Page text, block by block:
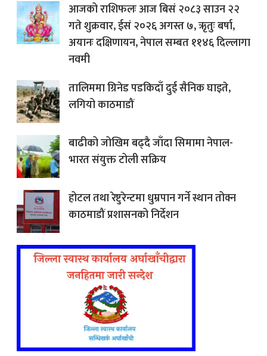
आजको राशिफलः आज बिसं २०८३ साउन २२
गते शुक्रवार, ईसं २०२६ अगस्त ७, ऋृतुः बर्षा,
अयानः दक्षिणायन, नेपाल सम्बत ११४६ दिल्लागा
नवमी
तालिममा ग्रिनेड पडकिदाँ दुई सैनिक घाइते,
लगियो काठमाडौं
बाढीको जोखिम बढ्दै जाँदा सिमामा नेपाल-
भारत संयुक्त टोली सक्रिय
होटल तथा रेष्टुरेन्टमा धुम्रपान गर्ने स्थान तोक्न
काठमाडौं प्रशासनको निर्देशन